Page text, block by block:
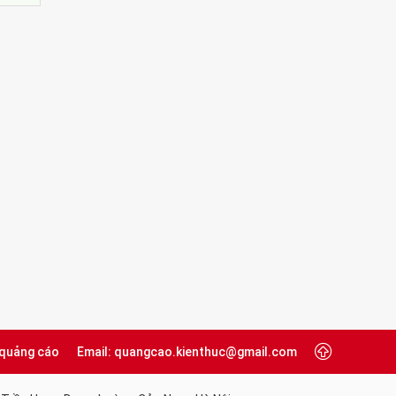
cáo Email: quangcao.kienthuc@gmail.com